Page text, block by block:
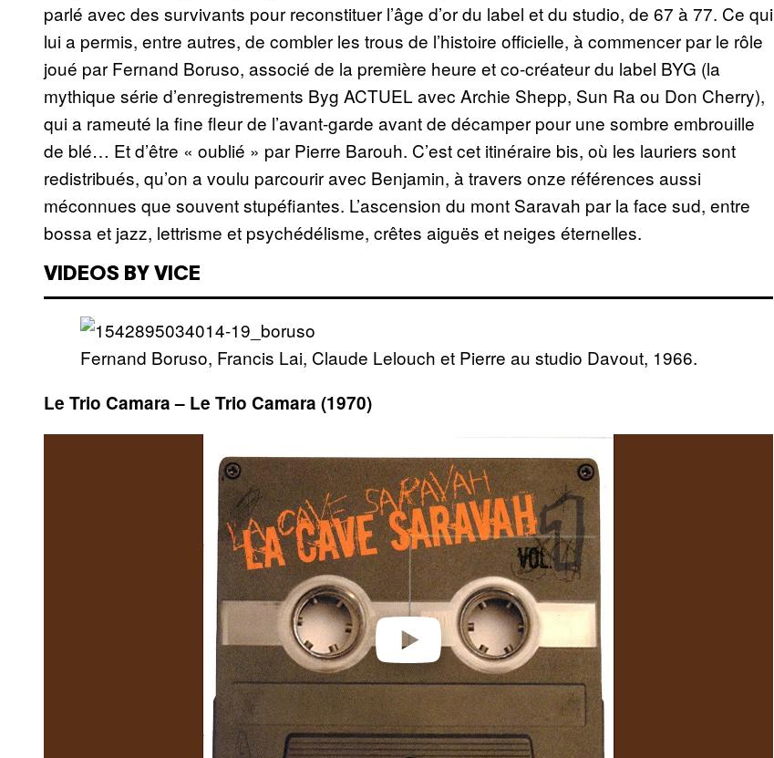
parlé avec des survivants pour reconstituer l’âge d’or du label et du studio, de 67 à 77. Ce qui
lui a permis, entre autres, de combler les trous de l’histoire officielle, à commencer par le rôle
joué par Fernand Boruso, associé de la première heure et co-créateur du label BYG (la
mythique série d’enregistrements Byg ACTUEL avec Archie Shepp, Sun Ra ou Don Cherry),
qui a rameuté la fine fleur de l’avant-garde avant de décamper pour une sombre embrouille
de blé… Et d’être « oublié » par Pierre Barouh. C’est cet itinéraire bis, où les lauriers sont
redistribués, qu’on a voulu parcourir avec Benjamin, à travers onze références aussi
méconnues que souvent stupéfiantes. L’ascension du mont Saravah par la face sud, entre
bossa et jazz, lettrisme et psychédélisme, crêtes aiguës et neiges éternelles.
VIDEOS BY VICE
Fernand Boruso, Francis Lai, Claude Lelouch et Pierre au studio Davout, 1966.
Le Trio Camara ‎– Le Trio Camara (1970)
Play video